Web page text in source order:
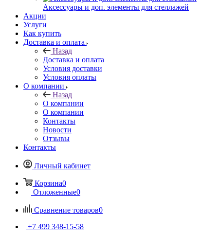
Аксессуары и доп. элементы для стеллажей
Акции
Услуги
Как купить
Доставка и оплата
Назад
Доставка и оплата
Условия доставки
Условия оплаты
О компании
Назад
О компании
О компании
Контакты
Новости
Отзывы
Контакты
Личный кабинет
Корзина0
Отложенные0
Сравнение товаров0
+7 499 348-15-58